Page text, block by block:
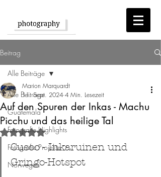
Beitrag
Alle Beiträge
Guatemala
Fotografie Highlights
Fotografie Projekte
Norwegen
Alle Beiträge
Auf den Spuren der Inkas - Machu
Picchu und das heilige Tal
Marion Marquardt
11. Sept. 2024 4 Min. Lesezeit
Mit NaN von 5 Sternen bewertet.
Cusco - Inkaruinen und
Gringo-Hotspot